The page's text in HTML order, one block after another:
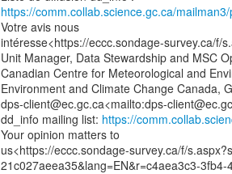
https://comm.collab.science.gc.ca/
Votre avis nous
intéresse<https://eccc.sondage-survey.ca/f/
Unit Manager, Data Stewardship and MSC
Canadian Centre for Meteorological and
Environment and Climate Change Canada,
dps-client@ec.gc.ca<mailto:dps-
dd_info mailing list: https://
Your opinion matters to
us<https://eccc.sondage-survey.ca/f/
21c027aeea35&lang=EN&r=c4aea3c3-